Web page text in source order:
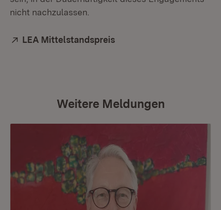
nicht nachzulassen.
Extern:
LEA Mittelstandspreis
Weitere Meldungen